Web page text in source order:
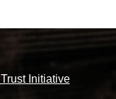
Initiative